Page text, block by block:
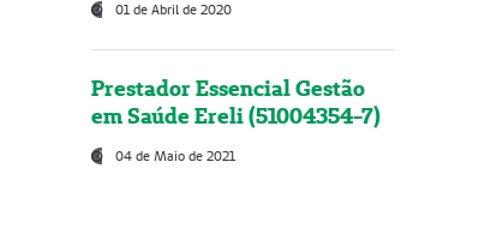
01 de Abril de 2020
Prestador Essencial Gestão
em Saúde Ereli (51004354-7)
04 de Maio de 2021